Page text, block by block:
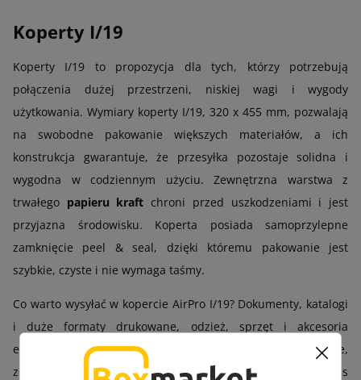
Koperty I/19
Koperty I/19 to propozycja dla tych, którzy potrzebują
połączenia dużej przestrzeni, niskiej wagi i wygody
użytkowania. Wymiary koperty I/19, 320 x 455 mm, pozwalają
na swobodne pakowanie większych materiałów, a ich
konstrukcja gwarantuje, że przesyłka pozostaje solidna i
wygodna w codziennym użyciu. Zewnętrzna warstwa z
trwałego papieru kraft chroni przed uszkodzeniami i jest
przyjazna środowisku. Koperta posiada samoprzylepne
zamknięcie peel & seal, dzięki któremu pakowanie jest
szybkie, czyste i nie wymaga taśmy.
Co warto wysyłać w kopercie AirPro I/19? Dokumenty, katalogi
i duże formaty drukowane, odzież, sprzęt i akcesoria
elektroniczne, zestawy technologiczne, pakiety firmowe,
zestawy promocyjne, upominki, kosmetyki i produkty wellness